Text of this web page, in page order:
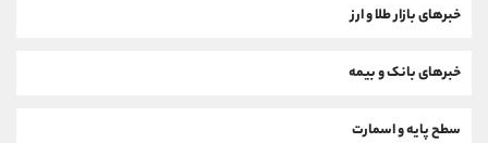
خبرهای بازار طلا و ارز
خبرهای بانک و بیمه
سطح پایه و اسمارت